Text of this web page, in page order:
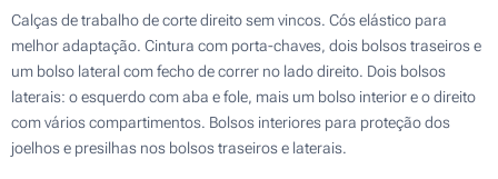
Calças de trabalho de corte direito sem vincos. Cós elástico para
melhor adaptação. Cintura com porta-chaves, dois bolsos traseiros e
um bolso lateral com fecho de correr no lado direito. Dois bolsos
laterais: o esquerdo com aba e fole, mais um bolso interior e o direito
com vários compartimentos. Bolsos interiores para proteção dos
joelhos e presilhas nos bolsos traseiros e laterais.